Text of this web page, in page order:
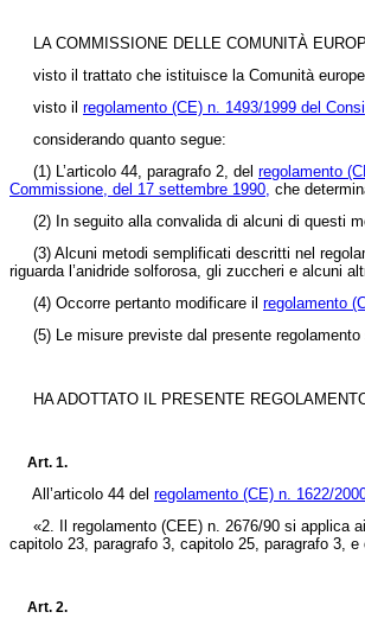
LA COMMISSIONE DELLE COMUNITÀ
visto il trattato che istituisce la Comunità
visto il regolamento (CE) n. 1493/1999 del
considerando quanto segue:
(1) L’articolo 44, paragrafo 2, del regolamento
Commissione, del 17 settembre 1990, che
(2) In seguito alla convalida di alcuni di questi
(3) Alcuni metodi semplificati descritti nel
riguarda l’anidride solforosa, gli zuccheri e alcuni
(4) Occorre pertanto modificare il regolamento
(5) Le misure previste dal presente
HA ADOTTATO IL PRESENTE
Art. 1.
All’articolo 44 del regolamento (CE) n. 1622/
«2. Il regolamento (CEE) n. 2676/90 si applica
capitolo 23, paragrafo 3, capitolo 25, paragrafo 3,
Art. 2.